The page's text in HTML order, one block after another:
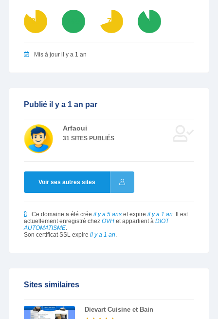
86 70 92
Mis à jour il y a 1 an
Publié il y a 1 an par
Arfaoui
31 SITES PUBLIÉS
Voir ses autres sites
Ce domaine a été crée il y a 5 anset expire il y a 1 an. Il est
actuellement enregistré chez OVHet appartient à DIOT
AUTOMATISME.
Son certificat SSL expire il y a 1 an.
Sites similaires
Dievart Cuisine et Bain